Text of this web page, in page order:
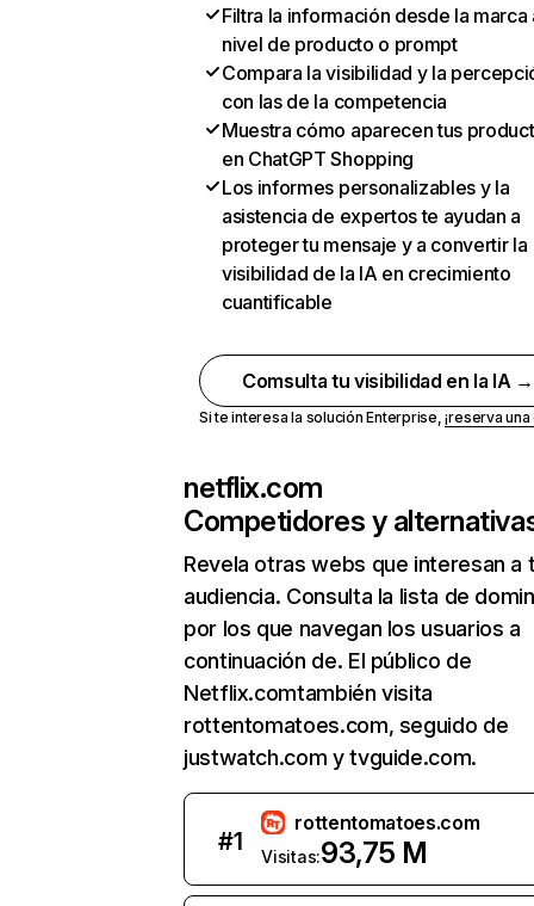
Filtra la información desde la marca
nivel de producto o prompt
Compara la visibilidad y la
con las de la competencia
Muestra cómo aparecen tus
en ChatGPT Shopping
Los informes personalizables y la
asistencia de expertos te ayudan a
proteger tu mensaje y a convertir la
visibilidad de la IA en crecimiento
cuantificable
Comsulta tu visibilidad en la IA →
Si te interesa la solución Enterprise,¡reserva
netflix.com
Competidores y
Revela otras webs que interesan a
audiencia. Consulta la lista de
por los que navegan los usuarios a
continuación de. El público de
Netflix.comtambién visita
rottentomatoes.com, seguido de
justwatch.com y tvguide.com.
#1
rottentomatoes.com
Visitas:93,75 M